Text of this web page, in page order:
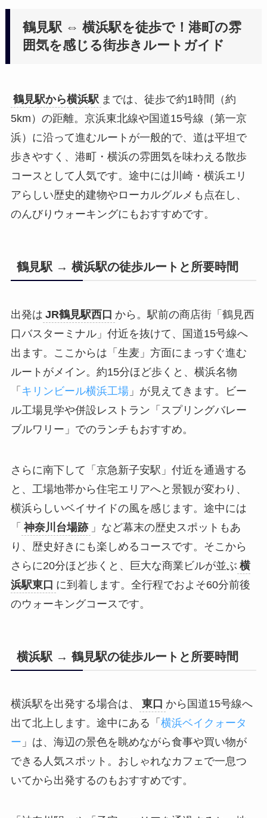
鶴見駅 ⇔ 横浜駅を徒歩で！港町の雰
囲気を感じる街歩きルートガイド
鶴見駅から横浜駅 までは、徒歩で約1時間（約
5km）の距離。京浜東北線や国道15号線（第一京
浜）に沿って進むルートが一般的で、道は平坦で
歩きやすく、港町・横浜の雰囲気を味わえる散歩
コースとして人気です。途中には川崎・横浜エリ
アらしい歴史的建物やローカルグルメも点在し、
のんびりウォーキングにもおすすめです。
鶴見駅 → 横浜駅の徒歩ルートと所要時間
出発は JR鶴見駅西口 から。駅前の商店街「鶴見西
口バスターミナル」付近を抜けて、国道15号線へ
出ます。ここからは「生麦」方面にまっすぐ進む
ルートがメイン。約15分ほど歩くと、横浜名物
「 キリンビール横浜工場」が見えてきます。ビー
ル工場見学や併設レストラン「スプリングバレー
ブルワリー」でのランチもおすすめ。
さらに南下して「京急新子安駅」付近を通過する
と、工場地帯から住宅エリアへと景観が変わり、
横浜らしいベイサイドの風を感じます。途中には
「 神奈川台場跡 」など幕末の歴史スポットもあ
り、歴史好きにも楽しめるコースです。そこから
さらに20分ほど歩くと、巨大な商業ビルが並ぶ 横
浜駅東口 に到着します。全行程でおよそ60分前後
のウォーキングコースです。
横浜駅 → 鶴見駅の徒歩ルートと所要時間
横浜駅を出発する場合は、 東口 から国道15号線へ
出て北上します。途中にある「 横浜ベイクォータ
ー 」は、海辺の景色を眺めながら食事や買い物が
できる人気スポット。おしゃれなカフェで一息つ
いてから出発するのもおすすめです。